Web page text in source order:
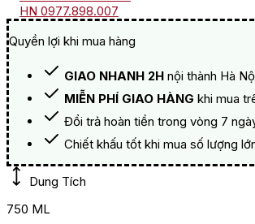
HN 0977.898.007
Quyền lợi khi mua hàng
GIAO NHANH 2H nội thành Hà
MIỄN PHÍ GIAO HÀNG khi mua
Đổi trả hoàn tiền trong vòng 7
Chiết khấu tốt khi mua số lượng
Dung Tích
750 ML